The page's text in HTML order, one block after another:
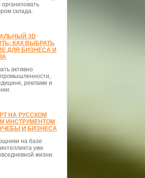
склада.
3D
КАК ВЫБРАТЬ
ДЛЯ БИЗНЕСА И
активно
промышленности,
рекламе и
НА РУССКОМ
ИНСТРУМЕНТОМ
И БИЗНЕСА
на базе
уже
жизни.